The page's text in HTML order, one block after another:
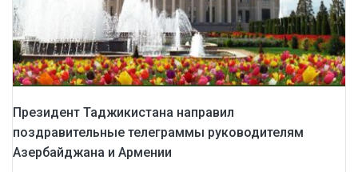
Президент Таджикистана направил
поздравительные телеграммы руководителям
Азербайджана и Армении